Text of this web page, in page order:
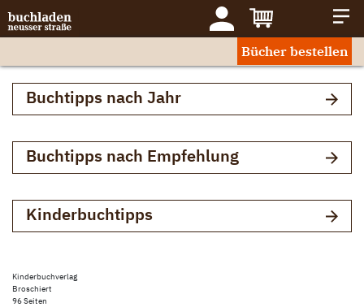
Bücher bestellen
Buchtipps nach Jahr
Buchtipps nach Empfehlung
Kinderbuchtipps
Kinderbuchverlag
Broschiert
96 Seiten